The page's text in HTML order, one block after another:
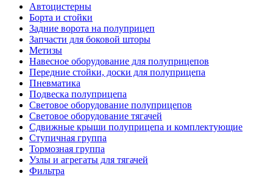
Автоцистерны
Борта и стойки
Задние ворота на полуприцеп
Запчасти для боковой шторы
Метизы
Навесное оборудование для полуприцепов
Передние стойки, доски для полуприцепа
Пневматика
Подвеска полуприцепа
Световое оборудование полуприцепов
Световое оборудование тягачей
Сдвижные крыши полуприцепа и комплектующие
Ступичная группа
Тормозная группа
Узлы и агрегаты для тягачей
Фильтра